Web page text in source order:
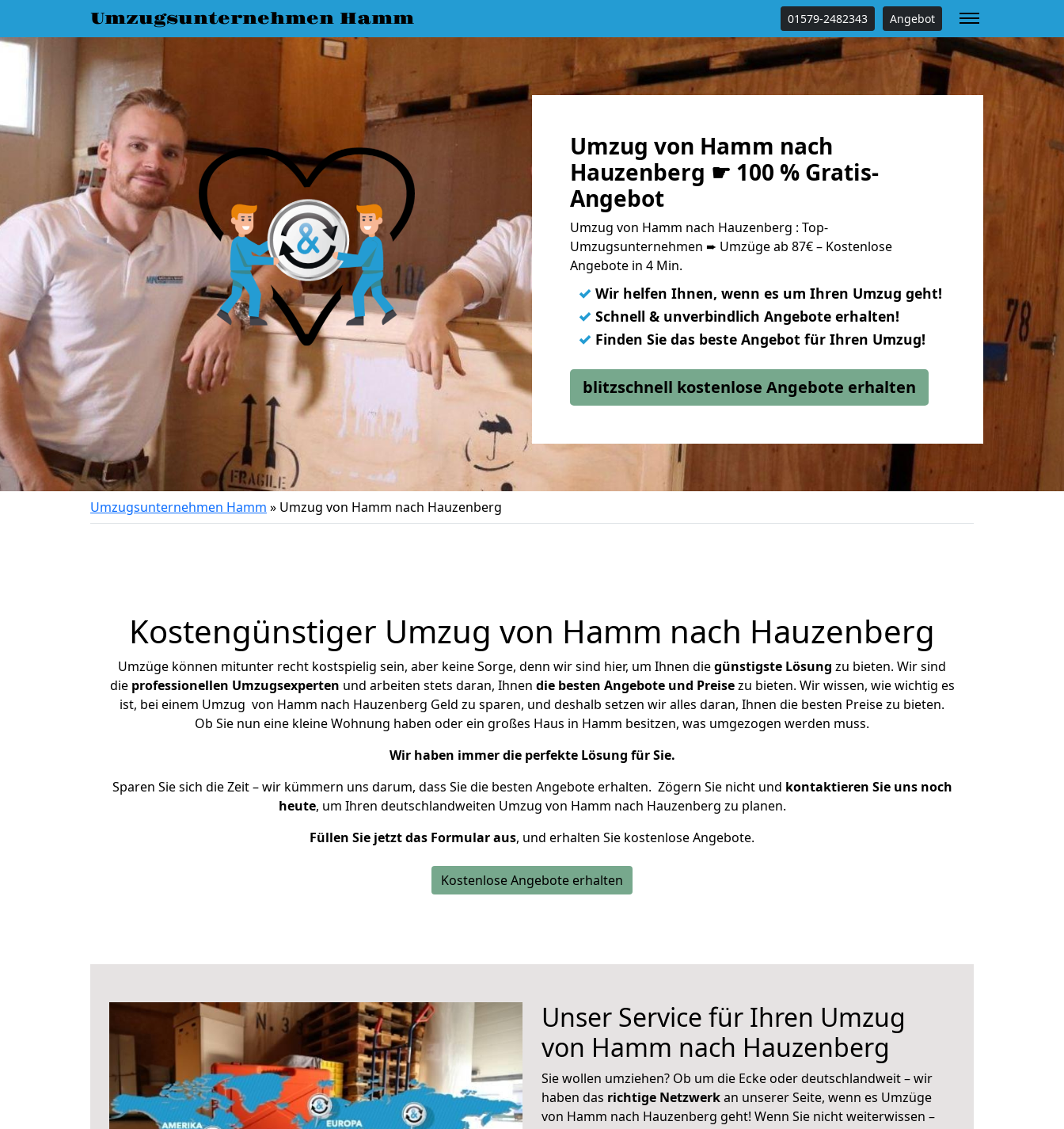
Umzugsunternehmen Hamm 01579-2482343 Angebot
Umzug von Hamm nach
Hauzenberg ☛ 100 % Gratis-
Angebot
Umzug von Hamm nach Hauzenberg : Top-
Umzugsunternehmen ➨ Umzüge ab 87€ – Kostenlose
Angebote in 4 Min.
✓ Wir helfen Ihnen, wenn es um Ihren Umzug geht!
✓ Schnell & unverbindlich Angebote erhalten!
✓ Finden Sie das beste Angebot für Ihren Umzug!
blitzschnell kostenlose Angebote erhalten
Umzugsunternehmen Hamm » Umzug von Hamm nach Hauzenberg
Kostengünstiger Umzug von Hamm nach Hauzenberg
Umzüge können mitunter recht kostspielig sein, aber keine Sorge, denn wir sind hier, um Ihnen diegünstigste Lösung zu bieten. Wir sind
die professionellen Umzugsexperten und arbeiten stets daran, Ihnen die besten Angebote und Preisezu bieten. Wir wissen, wie wichtig es
ist, bei einem Umzug von Hamm nach Hauzenberg Geld zu sparen, und deshalb setzen wir alles daran, Ihnen die besten Preise zu bieten.
Ob Sie nun eine kleine Wohnung haben oder ein großes Haus in Hamm besitzen, was umgezogen werden muss.
Wir haben immer die perfekte Lösung für Sie.
Sparen Sie sich die Zeit – wir kümmern uns darum, dass Sie die besten Angebote erhalten. Zögern Sie nicht und kontaktieren Sie uns noch
heute, um Ihren deutschlandweiten Umzug von Hamm nach Hauzenberg zu planen.
Füllen Sie jetzt das Formular aus, und erhalten Sie kostenlose Angebote.
Kostenlose Angebote erhalten
Unser Service für Ihren Umzug
von Hamm nach Hauzenberg
Sie wollen umziehen? Ob um die Ecke oder deutschlandweit – wir
haben das richtige Netzwerkan unserer Seite, wenn es Umzüge
von Hamm nach Hauzenberg geht! Wenn Sie nicht weiterwissen –